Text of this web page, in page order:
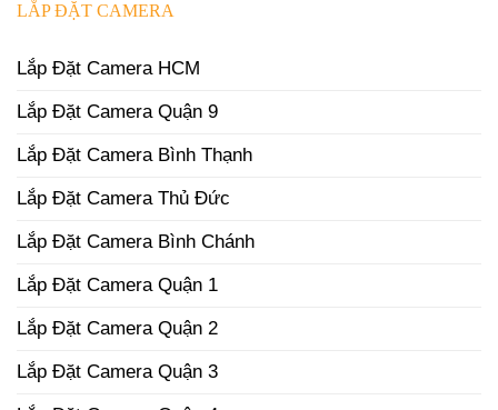
LẮP ĐẶT CAMERA
Lắp Đặt Camera HCM
Lắp Đặt Camera Quận 9
Lắp Đặt Camera Bình Thạnh
Lắp Đặt Camera Thủ Đức
Lắp Đặt Camera Bình Chánh
Lắp Đặt Camera Quận 1
Lắp Đặt Camera Quận 2
Lắp Đặt Camera Quận 3